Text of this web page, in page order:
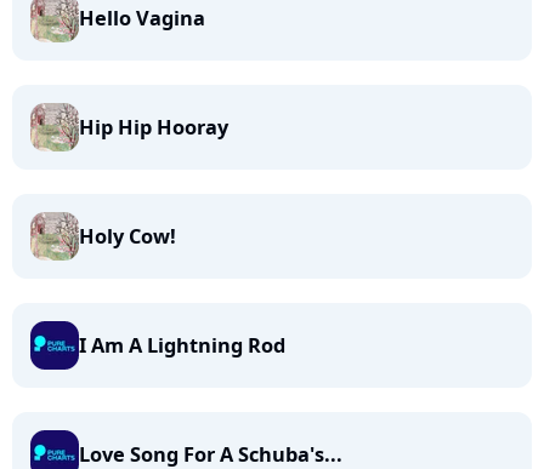
Hello Vagina
Hip Hip Hooray
Holy Cow!
I Am A Lightning Rod
Love Song For A Schuba's...